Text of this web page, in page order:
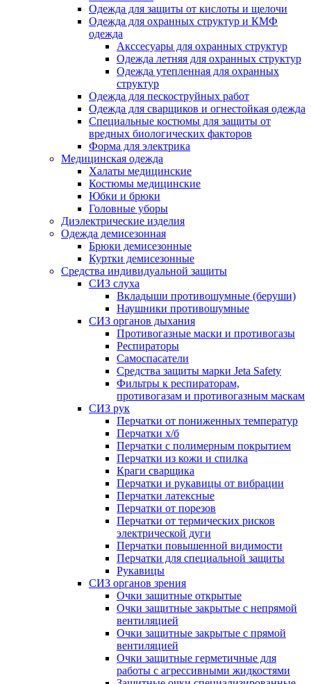
Одежда для защиты от кислоты и щелочи
Одежда для охранных структур и КМФ
одежда
Акссесуары для охранных структур
Одежда летняя для охранных структур
Одежда утепленная для охранных
структур
Одежда для пескоструйных работ
Одежда для сварщиков и огнестойкая одежда
Специальные костюмы для защиты от
вредных биологических факторов
Форма для электрика
Медицинская одежда
Халаты медицинские
Костюмы медицинские
Юбки и брюки
Головные уборы
Диэлектрические изделия
Одежда демисезонная
Брюки демисезонные
Куртки демисезонные
Средства индивидуальной защиты
СИЗ слуха
Вкладыши противошумные (беруши)
Наушники противошумные
СИЗ органов дыхания
Противогазные маски и противогазы
Респираторы
Самоспасатели
Средства защиты марки Jeta Safety
Фильтры к респираторам,
противогазам и противогазным маскам
СИЗ рук
Перчатки от пониженных температур
Перчатки х/б
Перчатки с полимерным покрытием
Перчатки из кожи и спилка
Краги сварщика
Перчатки и рукавицы от вибрации
Перчатки латексные
Перчатки от порезов
Перчатки от термических рисков
электрической дуги
Перчатки повышенной видимости
Перчатки для специальной защиты
Рукавицы
СИЗ органов зрения
Очки защитные открытые
Очки защитные закрытые с непрямой
вентиляцией
Очки защитные закрытые с прямой
вентиляцией
Очки защитные герметичные для
работы с агрессивными жидкостями